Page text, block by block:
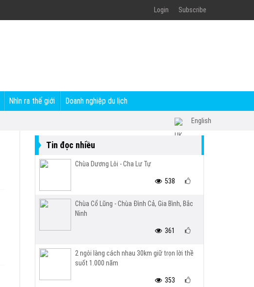
Login Subscribe
Nhìn ra thế giới Doanh nghiệp du lịch
English
Tin đọc nhiều
Chùa Dương Lôi - Cha Lư Tự
538
Chùa Cổ Lũng - Chùa Đình Cả, Gia Bình, Bắc
Ninh
361
2 ngôi làng cách nhau 30km giữ trọn lời thề
suốt 1.000 năm
353